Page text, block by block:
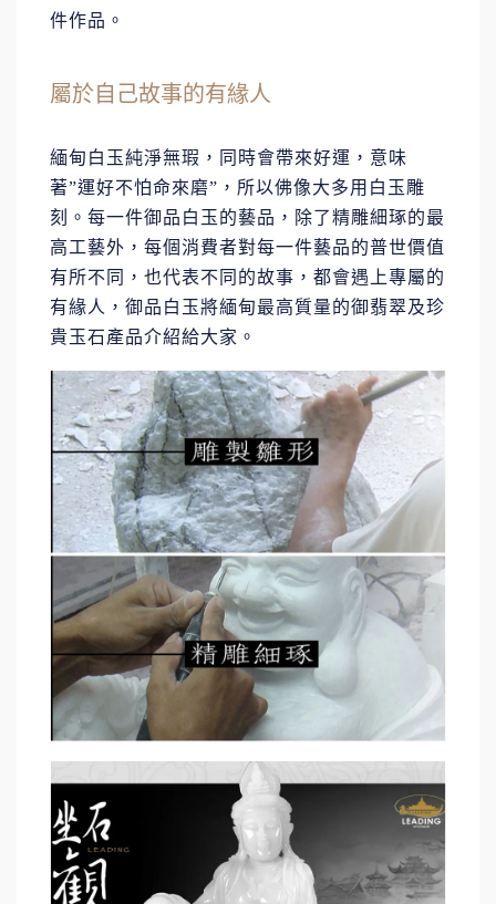
件作品。
屬於自己故事的有緣人
緬甸白玉純淨無瑕，同時會帶來好運，意味
著”運好不怕命來磨” ，所以佛像大多用白玉雕
刻。每一件御品白玉的藝品，除了精雕細琢的最
高工藝外，每個消費者對每一件藝品的普世價值
有所不同，也代表不同的故事，都會遇上專屬的
有緣人，御品白玉將緬甸最高質量的御翡翠及珍
貴玉石產品介紹給大家。